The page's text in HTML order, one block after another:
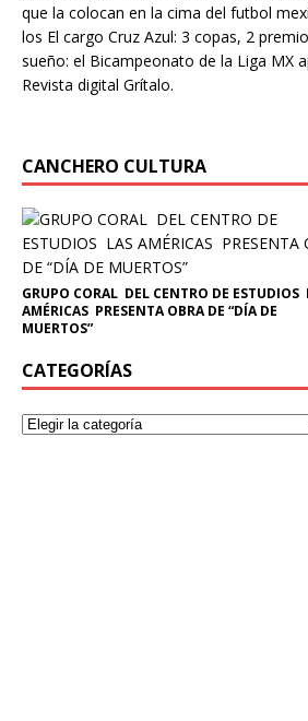
que la colocan en la cima del futbol
los El cargo Cruz Azul: 3 copas, 2
sueño: el Bicampeonato de la Liga MX
Revista digital Grítalo.
CANCHERO CULTURA
GRUPO CORAL DEL CENTRO DE ESTUDIOS
AMÉRICAS PRESENTA OBRA DE “DÍA DE
MUERTOS”
CATEGORÍAS